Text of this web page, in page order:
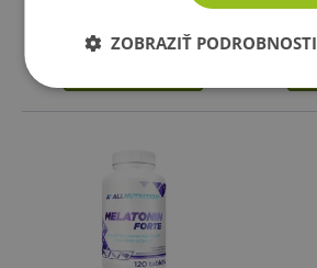
ZOBRAZIŤ PODROBNOSTI